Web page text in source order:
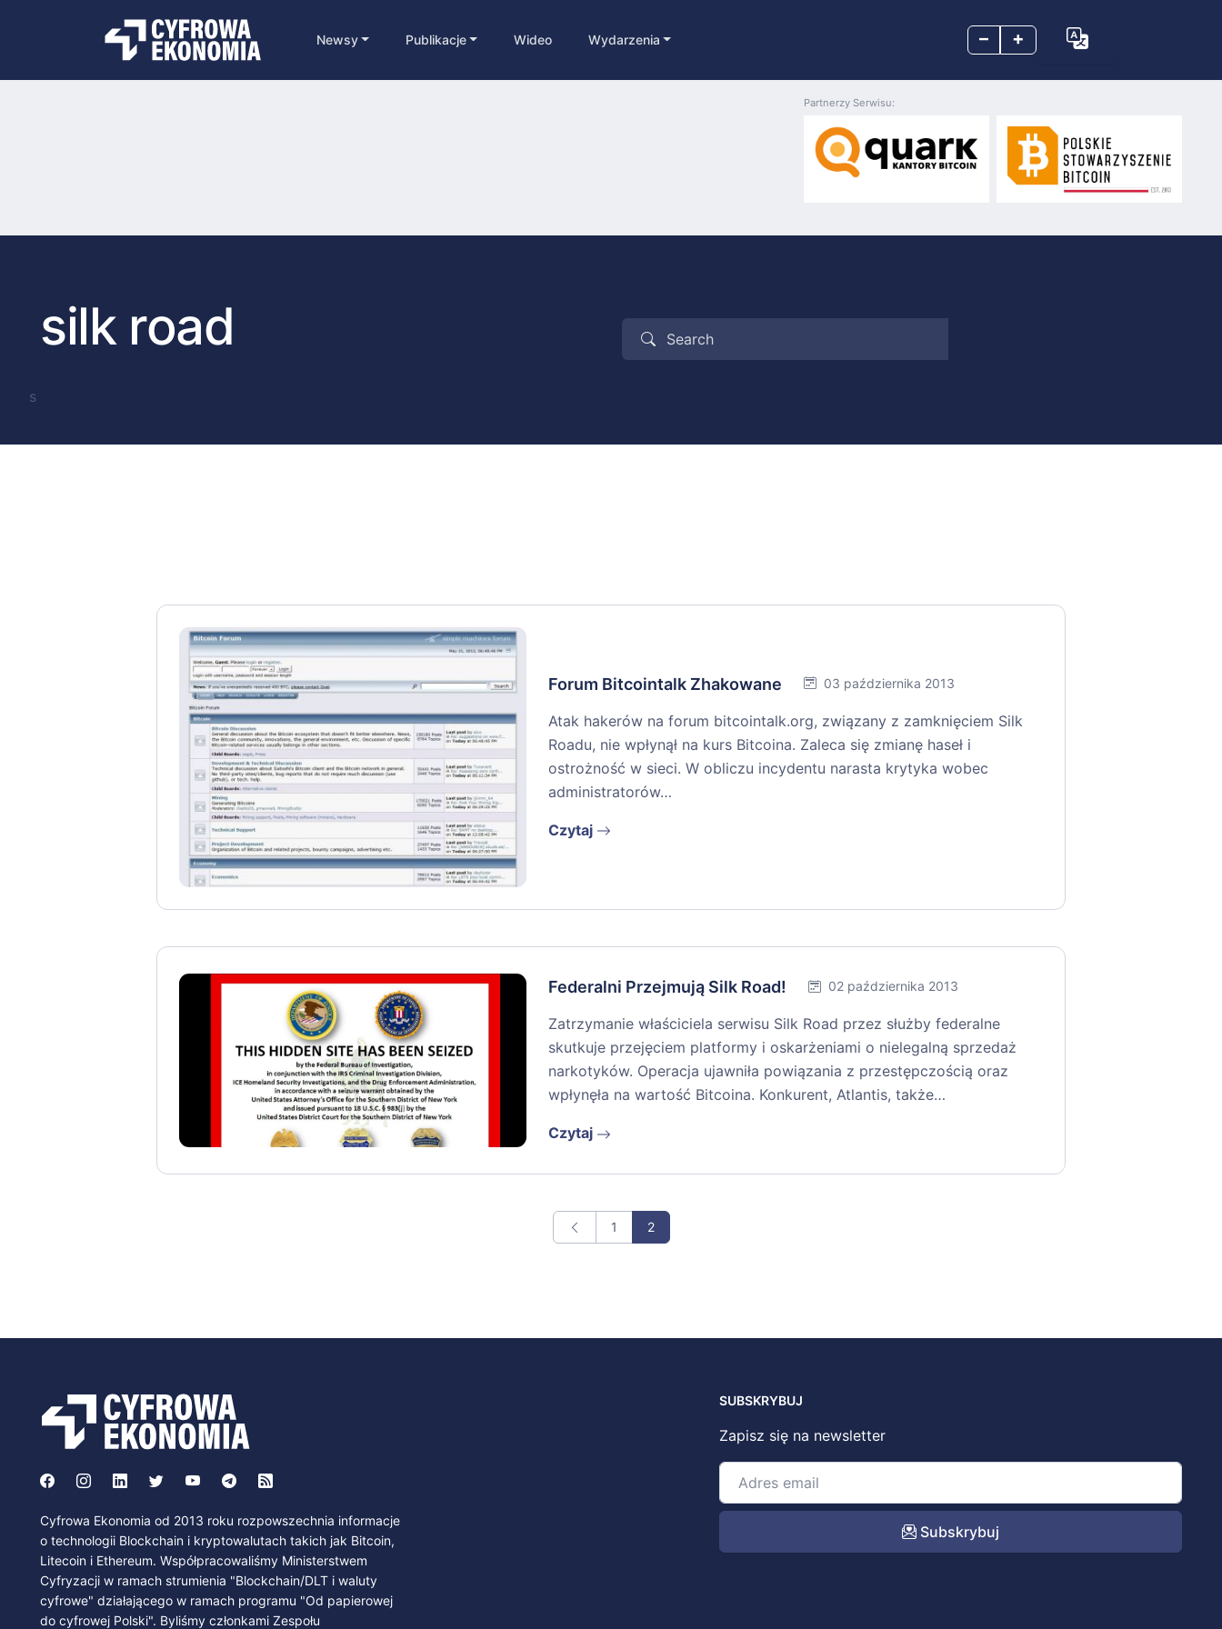
– +
Newsy Publikacje Wideo Wydarzenia
Partnerzy Serwisu:
silk road
s
Forum Bitcointalk Zhakowane 03 października 2013
Atak hakerów na forum bitcointalk.org, związany z zamknięciem Silk
Roadu, nie wpłynął na kurs Bitcoina. Zaleca się zmianę haseł i
ostrożność w sieci. W obliczu incydentu narasta krytyka wobec
administratorów…
Czytaj
Federalni Przejmują Silk Road! 02 października 2013
Zatrzymanie właściciela serwisu Silk Road przez służby federalne
skutkuje przejęciem platformy i oskarżeniami o nielegalną sprzedaż
narkotyków. Operacja ujawniła powiązania z przestępczością oraz
wpłynęła na wartość Bitcoina. Konkurent, Atlantis, także…
Czytaj
1 2
Cyfrowa Ekonomia od 2013 roku rozpowszechnia informacje
o technologii Blockchain i kryptowalutach takich jak Bitcoin,
Litecoin i Ethereum. Współpracowaliśmy Ministerstwem
Cyfryzacji w ramach strumienia "Blockchain/DLT i waluty
cyfrowe" działającego w ramach programu "Od papierowej
do cyfrowej Polski". Byliśmy członkami Zespołu
SUBSKRYBUJ
Zapisz się na newsletter
Subskrybuj